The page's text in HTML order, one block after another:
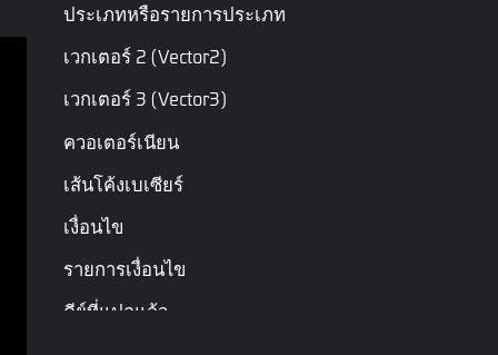
ประเภทหรือรายการประเภท
เวกเตอร์ 2 (Vector2)
เวกเตอร์ 3 (Vector3)
ควอเตอร์เนียน
เส้นโค้งเบเซียร์
เงื่อนไข
รายการเงื่อนไข
คีย์ที่แปลแล้ว
เงื่อนไขการบริการ
นโยบายความเป็นส่วนตัว
ข้อกำหนดและเงื่อนไข
เป็นกรรมสิทธิ์ของเจ้าของเครื่องหมาย ขอสงวนสิทธิ์ทุก